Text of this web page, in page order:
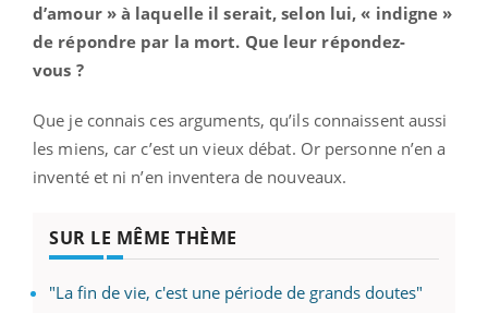
d’amour » à laquelle il serait, selon lui, « indigne »
de répondre par la mort. Que leur répondez-
vous ?
Que je connais ces arguments, qu’ils connaissent aussi
les miens, car c’est un vieux débat. Or personne n’en a
inventé et ni n’en inventera de nouveaux.
SUR LE MÊME THÈME
"La fin de vie, c'est une période de grands doutes"